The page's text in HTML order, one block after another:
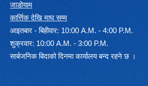
जाडोयाम
कार्त्तिक देखि माघ सम्म
आइतबार - बिहीवार: 10:00 A.M. - 4:00 P.M.
शुक्रवार: 10:00 A.M. - 3:00 P.M.
सार्बजनिक बिदाको दिनमा कार्यालय बन्द रहने छ ।